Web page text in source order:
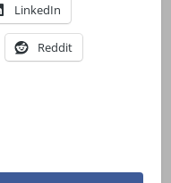
LinkedIn
Reddit